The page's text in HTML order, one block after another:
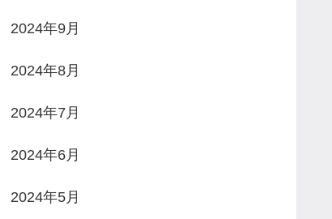
2024年9月
2024年8月
2024年7月
2024年6月
2024年5月